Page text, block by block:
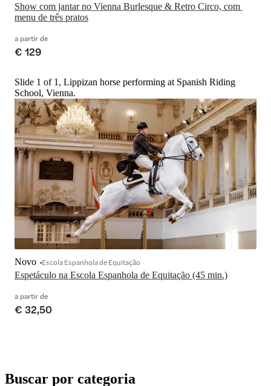
Show com jantar no Vienna Burlesque & Retro Circo, com
menu de três pratos
a partir de
€ 129
Slide 1 of 1, Lippizan horse performing at Spanish Riding
School, Vienna.
Espetáculo na Escola Espanhola de Equitação (45 min.)
Novo Escola Espanhola de Equitação
a partir de
€ 32,50
Buscar por categoria